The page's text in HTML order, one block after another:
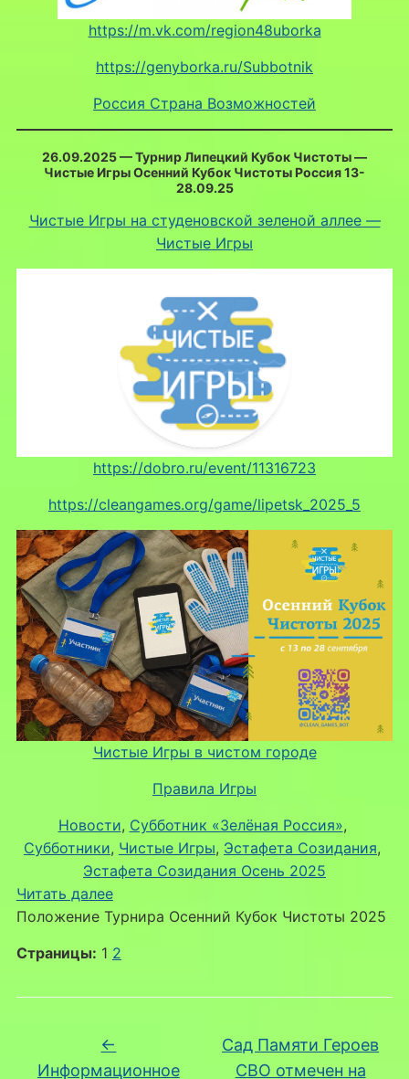
https://m.vk.com/region48uborka
https://genyborka.ru/Subbotnik
Россия Страна Возможностей
26.09.2025 — Турнир Липецкий Кубок Чистоты —
Чистые Игры Осенний Кубок Чистоты Россия 13-
28.09.25
Чистые Игры на студеновской зеленой аллее —
Чистые Игры
https://dobro.ru/event/11316723
https://cleangames.org/game/lipetsk_2025_5
Чистые Игры в чистом городе
Правила Игры
Новости, Субботник «Зелёная Россия»
Субботники, Чистые Игры, Эстафета Созидания
Эстафета Созидания Осень 2025
Читать далее:
Волонтерские
осенью
Положение Турнира Осенний Кубок Чистоты 2025
Страницы: 1 2
←
Информационное
Сад Памяти Героев
СВО отмечен на